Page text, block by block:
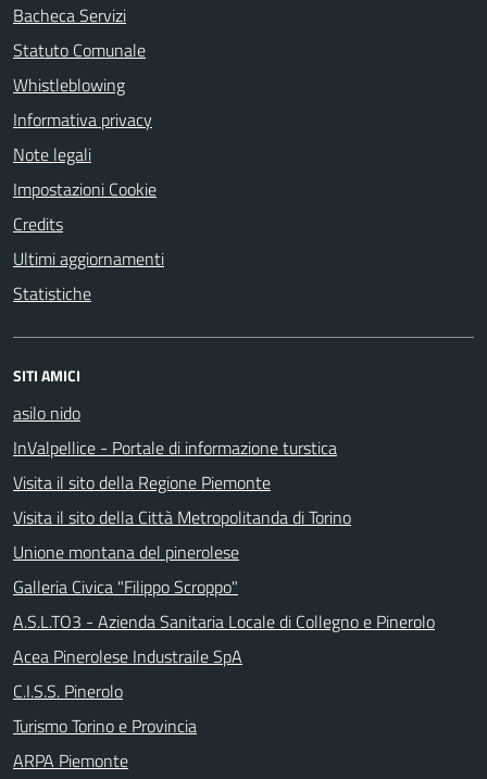
Bacheca Servizi
Statuto Comunale
Whistleblowing
Informativa privacy
Note legali
Impostazioni Cookie
Credits
Ultimi aggiornamenti
Statistiche
SITI AMICI
asilo nido
InValpellice - Portale di informazione turstica
Visita il sito della Regione Piemonte
Visita il sito della Città Metropolitanda di Torino
Unione montana del pinerolese
Galleria Civica "Filippo Scroppo"
A.S.L.TO3 - Azienda Sanitaria Locale di Collegno e Pinerolo
Acea Pinerolese Industraile SpA
C.I.S.S. Pinerolo
Turismo Torino e Provincia
ARPA Piemonte